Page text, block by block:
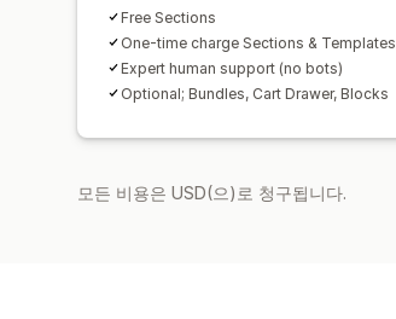
Free Sections
One-time charge Sections & Templates
Expert human support (no bots)
Optional; Bundles, Cart Drawer, Blocks
모든 비용은 USD(으)로 청구됩니다.